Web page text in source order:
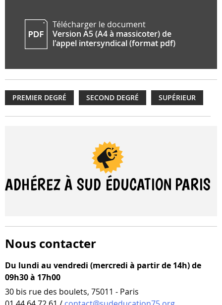
Télécharger le document
Version A5 (A4 à massicoter) de
l'appel intersyndical (format pdf)
PREMIER DEGRÉ SECOND DEGRÉ SUPÉRIEUR
ADHÉREZ À SUD ÉDUCATION PARIS
Nous contacter
Du lundi au vendredi (mercredi à partir de 14h) de
09h30 à 17h00
30 bis rue des boulets, 75011 - Paris